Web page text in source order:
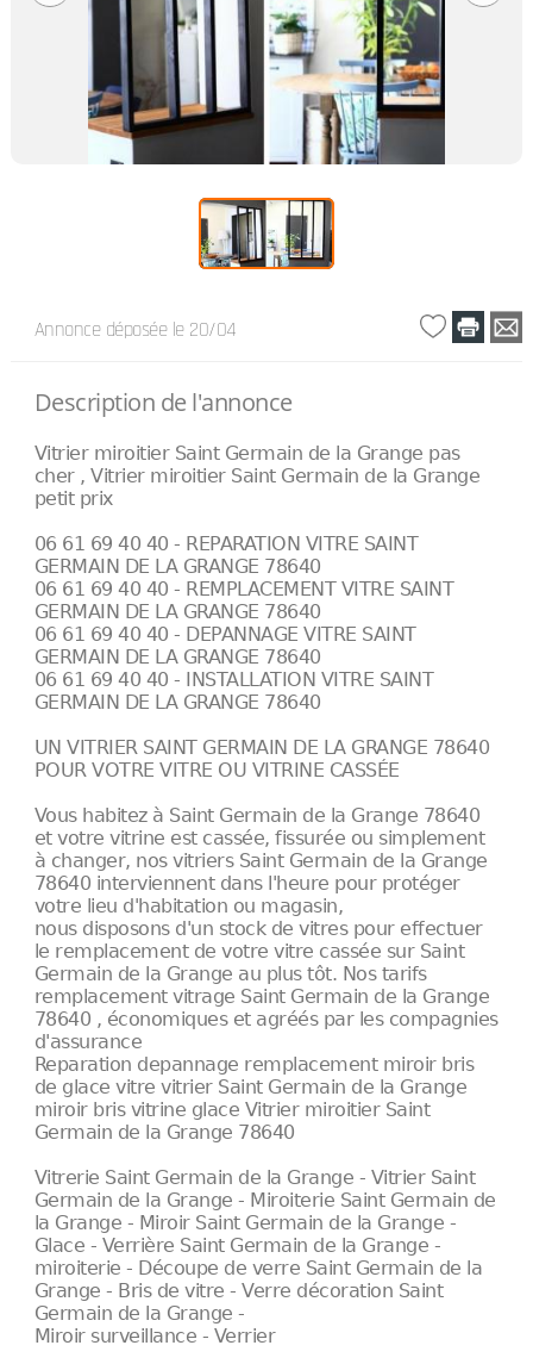
Annonce déposée le 20/04
Description de l'annonce
Vitrier miroitier Saint Germain de la Grange pas
cher , Vitrier miroitier Saint Germain de la Grange
petit prix
06 61 69 40 40 - REPARATION VITRE SAINT
GERMAIN DE LA GRANGE 78640
06 61 69 40 40 - REMPLACEMENT VITRE SAINT
GERMAIN DE LA GRANGE 78640
06 61 69 40 40 - DEPANNAGE VITRE SAINT
GERMAIN DE LA GRANGE 78640
06 61 69 40 40 - INSTALLATION VITRE SAINT
GERMAIN DE LA GRANGE 78640
UN VITRIER SAINT GERMAIN DE LA GRANGE 78640
POUR VOTRE VITRE OU VITRINE CASSÉE
Vous habitez à Saint Germain de la Grange 78640
et votre vitrine est cassée, fissurée ou simplement
à changer, nos vitriers Saint Germain de la Grange
78640 interviennent dans l'heure pour protéger
votre lieu d'habitation ou magasin,
nous disposons d'un stock de vitres pour effectuer
le remplacement de votre vitre cassée sur Saint
Germain de la Grange au plus tôt. Nos tarifs
remplacement vitrage Saint Germain de la Grange
78640 , économiques et agréés par les compagnies
d'assurance
Reparation depannage remplacement miroir bris
de glace vitre vitrier Saint Germain de la Grange
miroir bris vitrine glace Vitrier miroitier Saint
Germain de la Grange 78640
Vitrerie Saint Germain de la Grange - Vitrier Saint
Germain de la Grange - Miroiterie Saint Germain de
la Grange - Miroir Saint Germain de la Grange -
Glace - Verrière Saint Germain de la Grange -
miroiterie - Découpe de verre Saint Germain de la
Grange - Bris de vitre - Verre décoration Saint
Germain de la Grange -
Miroir surveillance - Verrier